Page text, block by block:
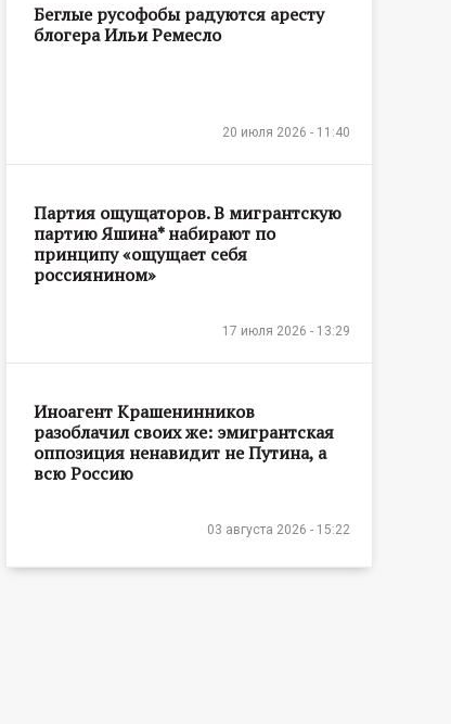
Беглые русофобы радуются аресту
блогера Ильи Ремесло
20 июля 2026 - 11:40
Партия ощущаторов. В мигрантскую
партию Яшина* набирают по
принципу «ощущает себя
россиянином»
17 июля 2026 - 13:29
Иноагент Крашенинников
разоблачил своих же: эмигрантская
оппозиция ненавидит не Путина, а
всю Россию
03 августа 2026 - 15:22